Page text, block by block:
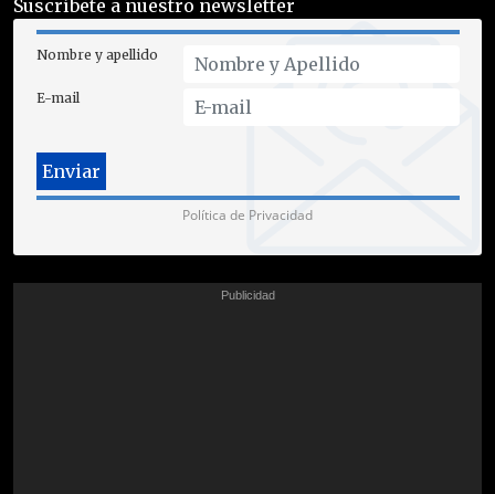
Suscríbete a nuestro newsletter
Nombre y apellido
E-mail
Política de Privacidad